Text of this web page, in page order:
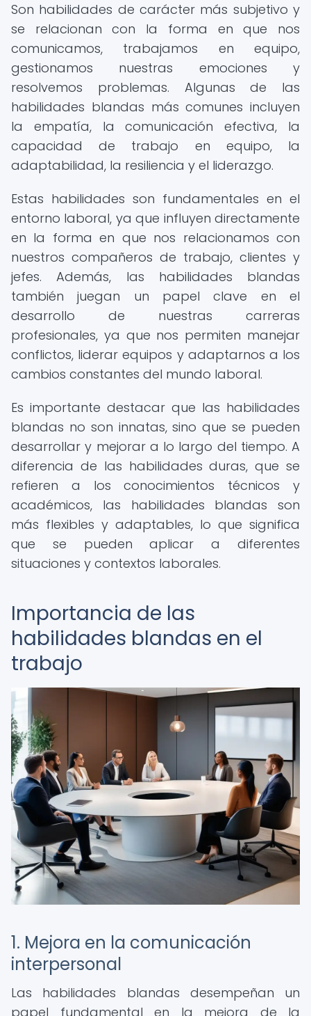
Son habilidades de carácter más subjetivo y
se relacionan con la forma en que nos
comunicamos, trabajamos en equipo,
gestionamos nuestras emociones y
resolvemos problemas. Algunas de las
habilidades blandas más comunes incluyen
la empatía, la comunicación efectiva, la
capacidad de trabajo en equipo, la
adaptabilidad, la resiliencia y el liderazgo.
Estas habilidades son fundamentales en el
entorno laboral, ya que influyen directamente
en la forma en que nos relacionamos con
nuestros compañeros de trabajo, clientes y
jefes. Además, las habilidades blandas
también juegan un papel clave en el
desarrollo de nuestras carreras
profesionales, ya que nos permiten manejar
conflictos, liderar equipos y adaptarnos a los
cambios constantes del mundo laboral.
Es importante destacar que las habilidades
blandas no son innatas, sino que se pueden
desarrollar y mejorar a lo largo del tiempo. A
diferencia de las habilidades duras, que se
refieren a los conocimientos técnicos y
académicos, las habilidades blandas son
más flexibles y adaptables, lo que significa
que se pueden aplicar a diferentes
situaciones y contextos laborales.
Importancia de las
habilidades blandas en el
trabajo
1. Mejora en la comunicación
interpersonal
Las habilidades blandas desempeñan un
papel fundamental en la mejora de la